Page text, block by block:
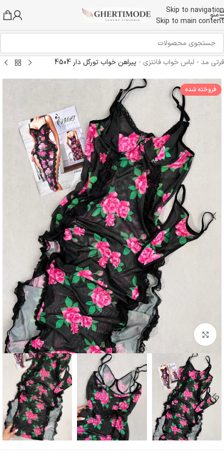
Skip to navigation
Skip to main content
منو
قرتی مد - لباس خواب فانتزی - پیراهن خواب تورگل دار 4504
فروخته شده
برای بزرگنمایی کلیک کنید